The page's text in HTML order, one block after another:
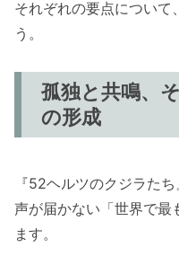
それぞれの要点について
う。
孤独と共鳴、
の形成
『52ヘルツのクジラた
声が届かない「世界で最
ます。